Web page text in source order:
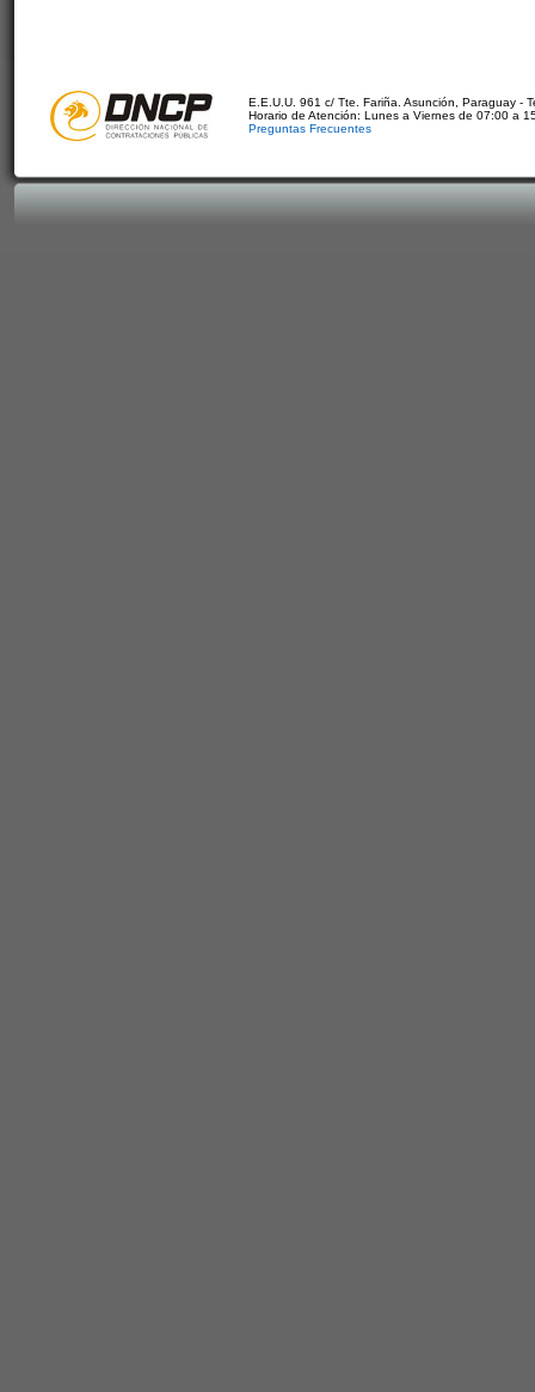
E.E.U.U. 961 c/ Tte. Fariña. Asunción, Paraguay -
Horario de Atención: Lunes a Viernes de 07:00 a
Preguntas Frecuentes